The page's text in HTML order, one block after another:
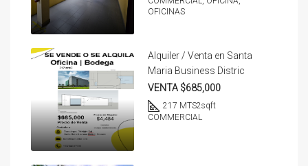
OFICINAS
Alquiler / Venta en Santa
Maria Business Distric
VENTA $685,000
217 MTS2sqft
COMMERCIAL